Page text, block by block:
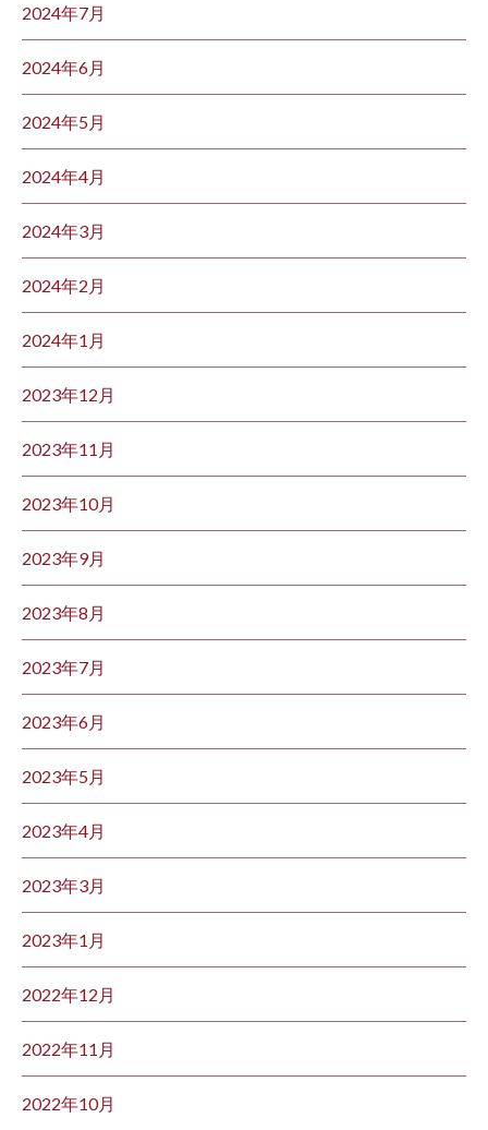
2024年7月
2024年6月
2024年5月
2024年4月
2024年3月
2024年2月
2024年1月
2023年12月
2023年11月
2023年10月
2023年9月
2023年8月
2023年7月
2023年6月
2023年5月
2023年4月
2023年3月
2023年1月
2022年12月
2022年11月
2022年10月